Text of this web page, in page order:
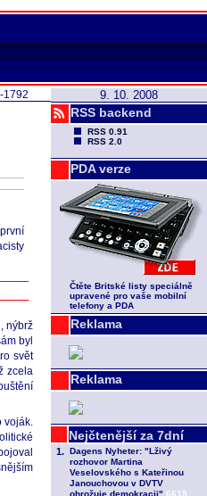
9. 10. 2008
RSS backend
RSS 0.91
RSS 2.0
PDA verze
Čtěte Britské listy speciálně
upravené pro vaše mobilní
telefony a PDA
Reklama
Reklama
1792
nýbrž
byl
svět
zcela
voják.